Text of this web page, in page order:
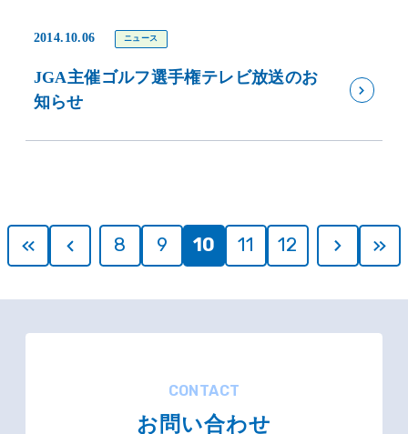
2014.10.06 ニュース
JGA主催ゴルフ選手権テレビ放送のお
知らせ
8 9 10 11 12
CONTACT
お問い合わせ